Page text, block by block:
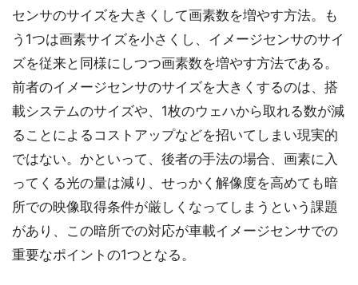
センサのサイズを大きくして画素数を増やす方法。も
う1つは画素サイズを小さくし、イメージセンサのサイ
ズを従来と同様にしつつ画素数を増やす方法である。
前者のイメージセンサのサイズを大きくするのは、搭
載システムのサイズや、1枚のウェハから取れる数が減
ることによるコストアップなどを招いてしまい現実的
ではない。かといって、後者の手法の場合、画素に入
ってくる光の量は減り、せっかく解像度を高めても暗
所での映像取得条件が厳しくなってしまうという課題
があり、この暗所での対応が車載イメージセンサでの
重要なポイントの1つとなる。